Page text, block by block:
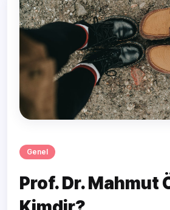
Genel
Prof. Dr. Mahmut